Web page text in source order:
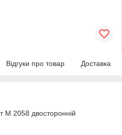
Відгуки про товар Доставка
M 2058 двосторонній